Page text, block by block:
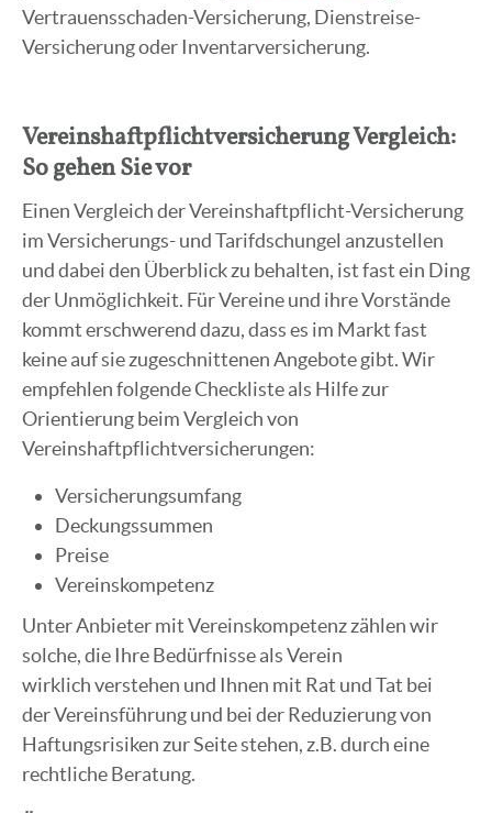
Vertrauensschaden-Versicherung, Dienstreise-
Versicherung oder Inventarversicherung.
Vereinshaftpflichtversicherung Vergleich:
So gehen Sie vor
Einen Vergleich der Vereinshaftpflicht-Versicherung
im Versicherungs- und Tarifdschungel anzustellen
und dabei den Überblick zu behalten, ist fast ein Ding
der Unmöglichkeit. Für Vereine und ihre Vorstände
kommt erschwerend dazu, dass es im Markt fast
keine auf sie zugeschnittenen Angebote gibt. Wir
empfehlen folgende Checkliste als Hilfe zur
Orientierung beim Vergleich von
Vereinshaftpflichtversicherungen:
Versicherungsumfang
Deckungssummen
Preise
Vereinskompetenz
Unter Anbieter mit Vereinskompetenz zählen wir
solche, die Ihre Bedürfnisse als Verein
wirklich verstehen und Ihnen mit Rat und Tat bei
der Vereinsführung und bei der Reduzierung von
Haftungsrisiken zur Seite stehen, z.B. durch eine
rechtliche Beratung.